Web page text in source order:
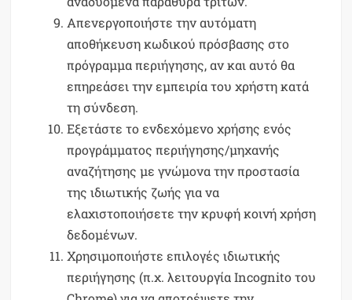
Απενεργοποιήστε την αυτόματη
αποθήκευση κωδικού πρόσβασης στο
πρόγραμμα περιήγησης, αν και αυτό θα
επηρεάσει την εμπειρία του χρήστη κατά
τη σύνδεση.
Εξετάστε το ενδεχόμενο χρήσης ενός
προγράμματος περιήγησης/μηχανής
αναζήτησης με γνώμονα την προστασία
της ιδιωτικής ζωής για να
ελαχιστοποιήσετε την κρυφή κοινή χρήση
δεδομένων.
Χρησιμοποιήστε επιλογές ιδιωτικής
περιήγησης (π.χ. λειτουργία Incognito του